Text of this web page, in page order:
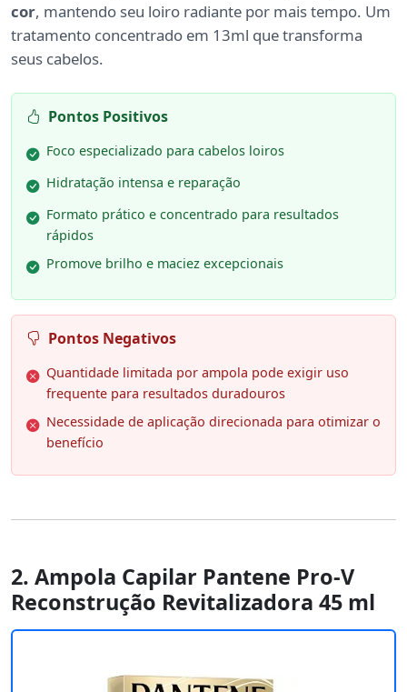
cor, mantendo seu loiro radiante por mais tempo. Um
tratamento concentrado em 13ml que transforma
seus cabelos.
Pontos Positivos
Foco especializado para cabelos loiros
Hidratação intensa e reparação
Formato prático e concentrado para resultados
rápidos
Promove brilho e maciez excepcionais
Pontos Negativos
Quantidade limitada por ampola pode exigir uso
frequente para resultados duradouros
Necessidade de aplicação direcionada para otimizar o
benefício
2. Ampola Capilar Pantene Pro-V
Reconstrução Revitalizadora 45 ml